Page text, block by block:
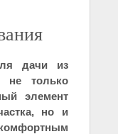
дачи из
не только
элемент
но и